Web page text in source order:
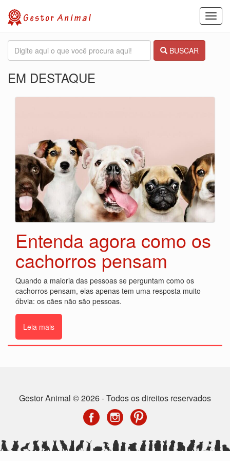
BUSCAR
EM DESTAQUE
Entenda agora como os
cachorros pensam
Quando a maioria das pessoas se perguntam como os
cachorros pensam, elas apenas tem uma resposta muito
óbvia: os cães não são pessoas.
Leia mais
Gestor Animal © 2026 - Todos os direitos reservados